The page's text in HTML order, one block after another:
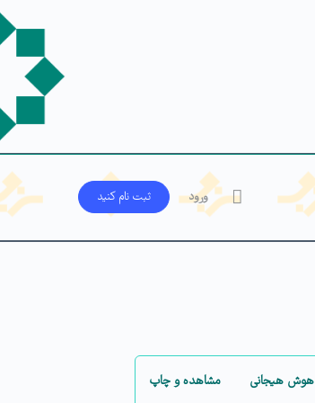
ورود ثبت‌ نام کنید
هوش هیجانی مشاهده و چاپ